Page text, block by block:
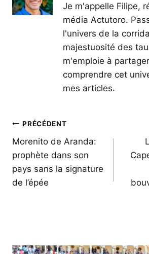
Je m'appelle Filipe,
média Actutoro.
l'univers de la
majestuosité des
m'emploie à
comprendre cet
mes articles.
Navigation
de
l’article
PRÉCÉDENT
Morenito de Aranda:
prophète dans son
pays sans la signature
de l’épée